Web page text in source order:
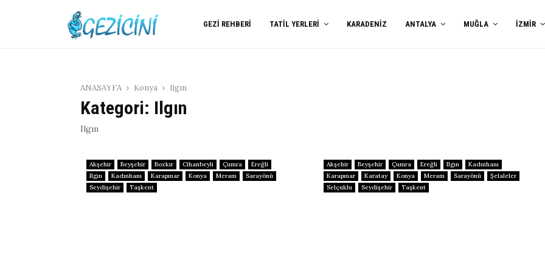
GEZI REHBERI TATIL YERLERI KARADENIZ ANTALYA MUĞLA İZMIR
ANASAYFA Konya Ilgın
Kategori: Ilgın
Ilgın
Akşehir Beyşehir Bozkır Cihanbeyli Çumra
Ereğli
Ilgın
Kadınhanı Karapınar Konya Meram
Sarayönü
Seydişehir
Taşkent
Akşehir Beyşehir Çumra Ereğli Ilgın
Kadınhanı
Karapınar
Karatay Konya Meram Sarayönü
Şelaleler
Selçuklu
Seydişehir Taşkent